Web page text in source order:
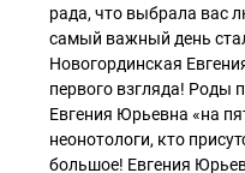
рада, что выбрала
самый важный день
Новогординская
первого взгляда! Роды
Евгения Юрьевна «на
неонотологи, кто
большое! Евгения